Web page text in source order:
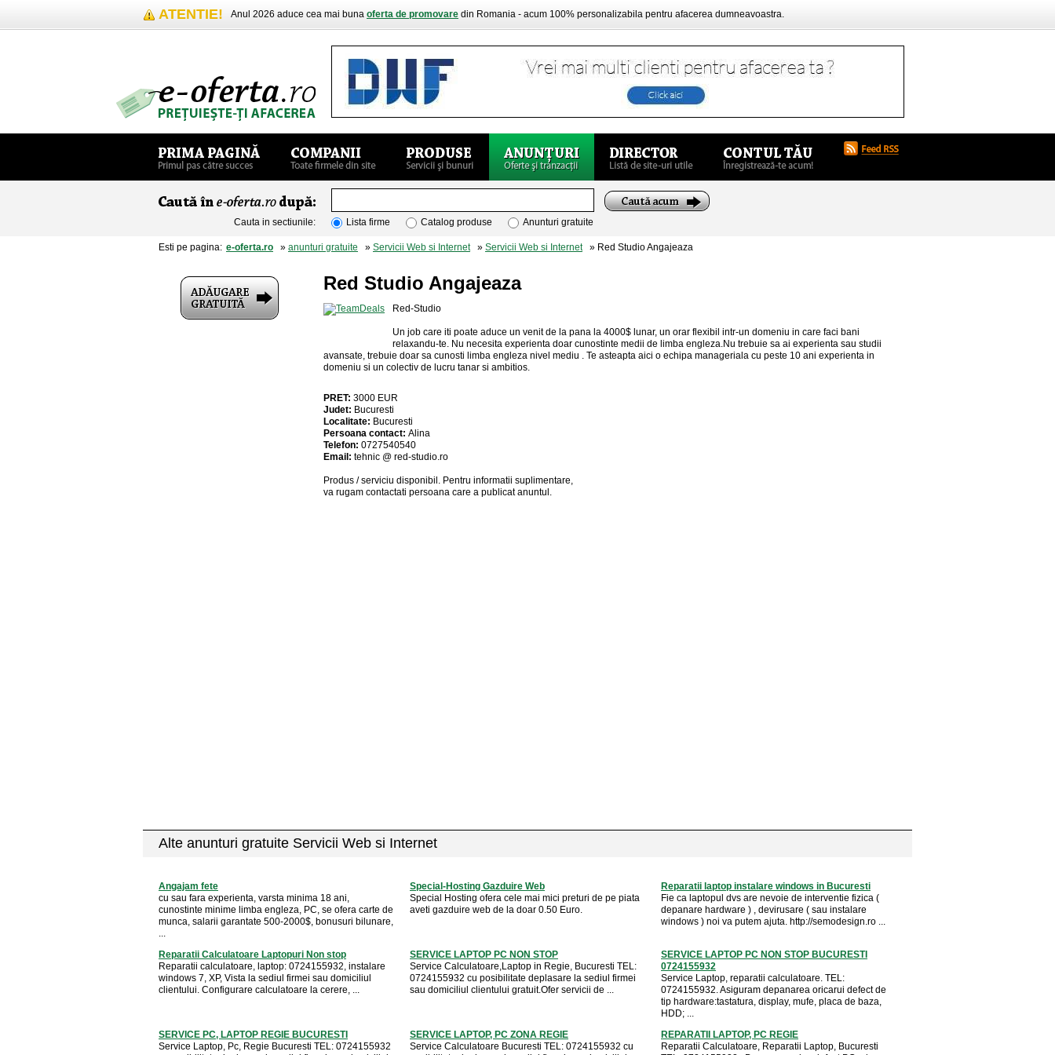
ATENTIE! Anul 2026 aduce cea mai buna oferta de promovare din Romania - acum 100% personalizabila pentru afacerea dumneavoastra.
Cauta in sectiunile: Lista firme Catalog produse Anunturi gratuite
Esti pe pagina: e-oferta.ro » anunturi gratuite » Servicii Web si Internet» Servicii Web si Internet» Red Studio Angajeaza
Red Studio Angajeaza
Red-Studio
Un job care iti poate aduce un venit de la pana la 4000$ lunar, un orar flexibil intr-un domeniu in care faci bani
relaxandu-te. Nu necesita experienta doar cunostinte medii de limba engleza.Nu trebuie sa ai experienta sau studii
avansate, trebuie doar sa cunosti limba engleza nivel mediu . Te asteapta aici o echipa manageriala cu peste 10 ani experienta in
domeniu si un colectiv de lucru tanar si ambitios.
PRET: 3000 EUR
Judet: Bucuresti
Localitate: Bucuresti
Persoana contact: Alina
Telefon: 0727540540
Email: tehnic @ red-studio.ro
Produs / serviciu disponibil . Pentru informatii suplimentare,
va rugam contactati persoana care a publicat anuntul.
Alte anunturi gratuite Servicii Web si Internet
Angajam fete
cu sau fara experienta, varsta minima 18 ani,
cunostinte minime limba engleza, PC, se ofera carte de
munca, salarii garantate 500-2000$, bonusuri bilunare,
...
Special-Hosting Gazduire Web
Special Hosting ofera cele mai mici preturi de pe piata
aveti gazduire web de la doar 0.50 Euro.
Reparatii laptop instalare windows in Bucuresti
Fie ca laptopul dvs are nevoie de interventie fizica (
depanare hardware ) , devirusare ( sau instalare
windows ) noi va putem ajuta. http://semodesign.ro ...
Reparatii Calculatoare Laptopuri Non stop
Reparatii calculatoare, laptop: 0724155932, instalare
windows 7, XP, Vista la sediul firmei sau domiciliul
clientului. Configurare calculatoare la cerere, ...
SERVICE LAPTOP PC NON STOP
Service Calculatoare,Laptop in Regie, Bucuresti TEL:
0724155932 cu posibilitate deplasare la sediul firmei
sau domiciliul clientului gratuit.Ofer servicii de ...
SERVICE LAPTOP PC NON STOP BUCURESTI
0724155932
Service Laptop, reparatii calculatoare. TEL:
0724155932. Asiguram depanarea oricarui defect de
tip hardware:tastatura, display, mufe, placa de baza,
HDD; ...
SERVICE PC, LAPTOP REGIE BUCURESTI
Service Laptop, Pc, Regie Bucuresti TEL: 0724155932
SERVICE LAPTOP, PC ZONA REGIE
Service Calculatoare Bucuresti TEL: 0724155932 cu
REPARATII LAPTOP, PC REGIE
Reparatii Calculatoare, Reparatii Laptop, Bucuresti